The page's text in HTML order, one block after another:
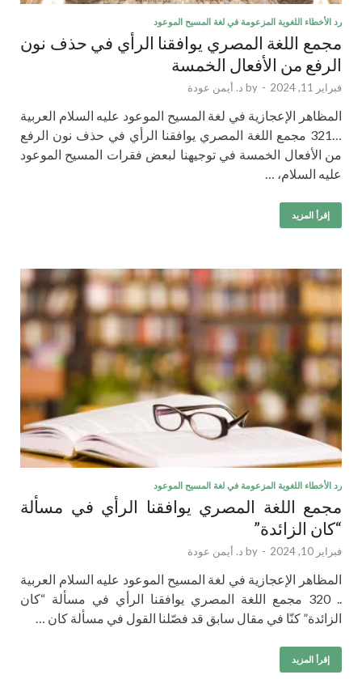
رد الأخطاء اللغوية المزعومة في لغة المسيح الموعود
مجمع اللغة المصري يوافقنا الرأي في حذف نون
الرفع من الأفعال الخمسة
فبراير 11, 2024 -
by د. أيمن عودة
المظاهر الإعجازية في لغة المسيح الموعود عليه السلام العربية
…321 مجمع اللغة المصري يوافقنا الرأي في حذف نون الرفع
من الأفعال الخمسة في توجيهنا لبعض فقرات المسيح الموعود
عليه السلام، …
إقرأ المزيد
رد الأخطاء اللغوية المزعومة في لغة المسيح الموعود
مجمع اللغة المصري يوافقنا الرأي في مسألة
“كان الزائدة”
فبراير 10, 2024 -
by د. أيمن عودة
المظاهر الإعجازية في لغة المسيح الموعود عليه السلام العربية
.. 320 مجمع اللغة المصري يوافقنا الرأي في مسألة “كان
الزائدة” كنّا في مقال سابق قد فصّلنا القول في مسألة كان …
إقرأ المزيد